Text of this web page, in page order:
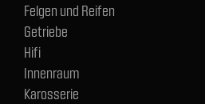
Felgen und Reifen
Getriebe
Hifi
Innenraum
Karosserie